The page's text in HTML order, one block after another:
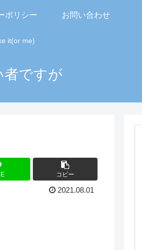
it(or me)
者ですが
ポリシー お問い合わせ
コピー
2021.08.01